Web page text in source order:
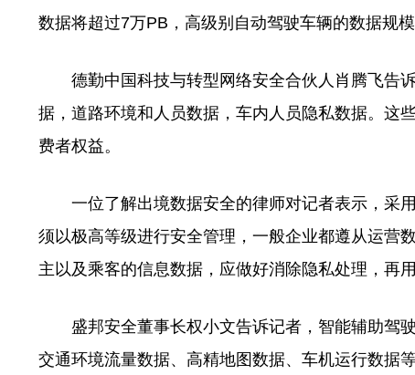
数据将超过7万PB，高级别自动驾驶车辆的数据规模
德勤中国科技与转型网络安全合伙人肖腾飞告诉
据，道路环境和人员数据，车内人员隐私数据。这
费者权益。
一位了解出境数据安全的律师对记者表示，采
须以极高等级进行安全管理，一般企业都遵从运营
主以及乘客的信息数据，应做好消除隐私处理，再
盛邦安全董事长权小文告诉记者，智能辅助驾驶
交通环境流量数据、高精地图数据、车机运行数据